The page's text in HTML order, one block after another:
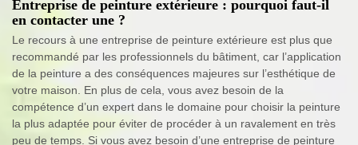
Entreprise de peinture extérieure : pourquoi faut-il
en contacter une ?
Le recours à une entreprise de peinture extérieure est plus que
recommandé par les professionnels du bâtiment, car l’application
de la peinture a des conséquences majeures sur l’esthétique de
votre maison. En plus de cela, vous avez besoin de la
compétence d’un expert dans le domaine pour choisir la peinture
la plus adaptée pour éviter de procéder à un ravalement en très
peu de temps. Si vous avez besoin d’une entreprise de peinture